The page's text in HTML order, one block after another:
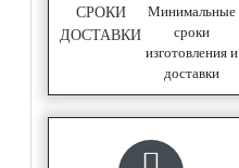
СРОКИ
ДОСТАВКИ
Минимальные
сроки
изготовления и
доставки